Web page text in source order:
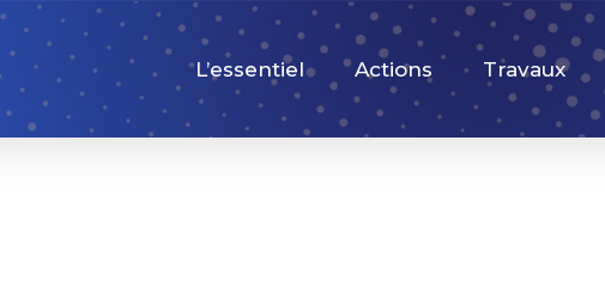
L’essentiel Actions Travaux